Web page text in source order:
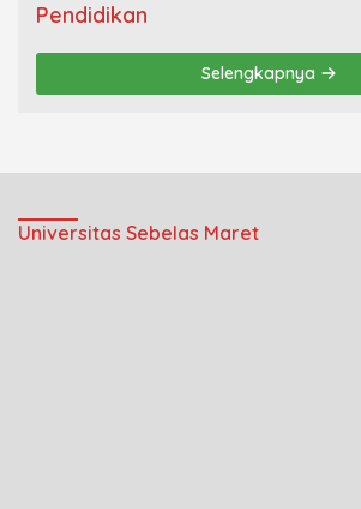
Pendidikan
Selengkapnya
Universitas Sebelas Maret